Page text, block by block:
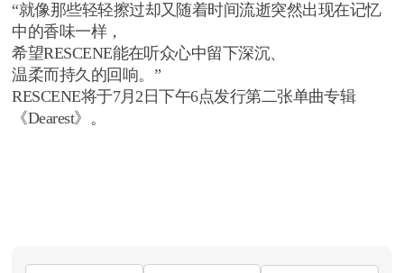
“就像那些轻轻擦过却又随着时间流逝突然出现在记忆
中的香味一样，
希望RESCENE能在听众心中留下深沉、
温柔而持久的回响。”
RESCENE将于7月2日下午6点发行第二张单曲专辑
《Dearest》。